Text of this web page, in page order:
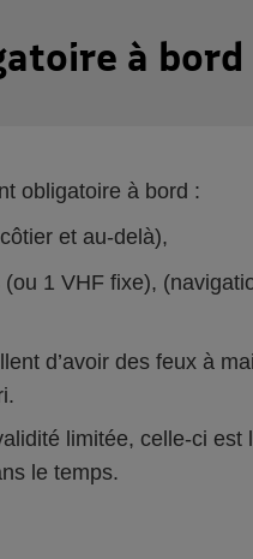
à bord
obligatoire à bord :
et au-delà),
1 VHF fixe),
d’avoir des feux à
limitée, celle-ci est
le temps.